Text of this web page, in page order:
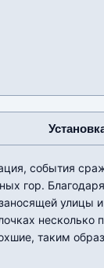
события
гор.
улицы
несколько
таким